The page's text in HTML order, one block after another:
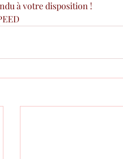
à votre disposition !